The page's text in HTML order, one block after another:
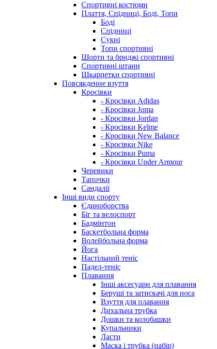
Спортивні костюми
Плаття, Спідниці, Боді, Топи
Боді
Спідниці
Сукні
Топи спортивні
Шорти та бриджі спортивні
Спортивні штани
Шкарпетки спортивні
Повсякденне взуття
Кросівки
- Кросівки Adidas
- Кросівки Joma
- Кросівки Jordan
- Кросівки Kelme
- Кросівки New Balance
- Кросівки Nike
- Кросівки Puma
- Кросівки Under Armour
Черевики
Тапочки
Сандалії
Інші види спорту
Єдиноборства
Біг та велоспорт
Бадмінтон
Баскетбольна форма
Волейбольна форма
Йога
Настільний теніс
Падел-теніс
Плавання
Інші аксесуари для плавання
Беруші та затискачі для носа
Взуття для плавання
Дихальна трубка
Дошки та колобашки
Купальники
Ласти
Маска і трубка (набір)